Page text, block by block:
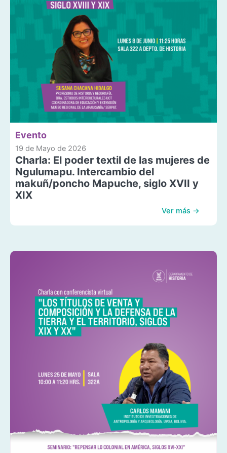
Evento
19 de Mayo de 2026
Charla: El poder textil de las mujeres de
Ngulumapu. Intercambio del
makuñ/poncho Mapuche, siglo XVII y
XIX
Ver más →